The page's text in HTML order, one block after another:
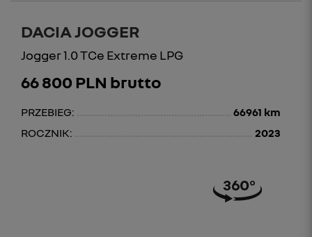
DACIA JOGGER
Jogger 1.0 TCe Extreme LPG
66 800 PLN brutto
PRZEBIEG:
66961 km
ROCZNIK:
2023